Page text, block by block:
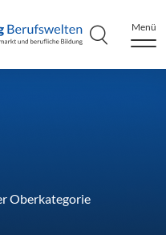
Menü
Oberkategorie